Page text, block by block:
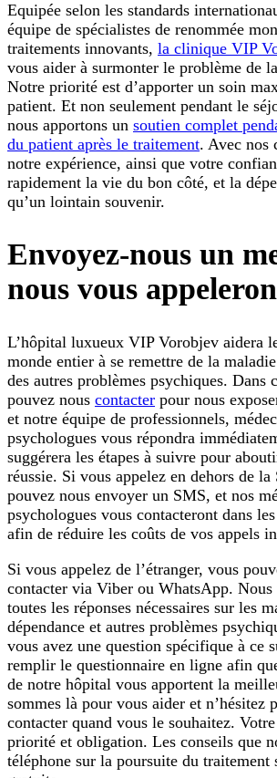
Equipée selon les standards
équipe de spécialistes de renommée
traitements innovants, la clinique VIP
vous aider à surmonter le problème de
Notre priorité est d’apporter un soin
patient. Et non seulement pendant le
nous apportons un soutien complet
du patient après le traitement. Avec nos
notre expérience, ainsi que votre
rapidement la vie du bon côté, et la
qu’un lointain souvenir.
Envoyez-nous un
nous vous
L’hôpital luxueux VIP Vorobjev aidera
monde entier à se remettre de la
des autres problèmes psychiques. Dans
pouvez nous contacter pour nous
et notre équipe de professionnels,
psychologues vous répondra
suggérera les étapes à suivre pour
réussie. Si vous appelez en dehors de la
pouvez nous envoyer un SMS, et nos
psychologues vous contacteront dans
afin de réduire les coûts de vos appels
Si vous appelez de l’étranger, vous
contacter via Viber ou WhatsApp. Nous
toutes les réponses nécessaires sur les
dépendance et autres problèmes
vous avez une question spécifique à ce
remplir le questionnaire en ligne afin
de notre hôpital vous apportent la
sommes là pour vous aider et n’hésitez
contacter quand vous le souhaitez.
priorité et obligation. Les conseils que
téléphone sur la poursuite du traitement